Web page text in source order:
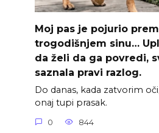
Moj pas je pojurio
trogodišnjem sinu…
da želi da ga povredi,
saznala pravi razlog.
Do danas, kada zatvorim
onaj tupi prasak.
0 844